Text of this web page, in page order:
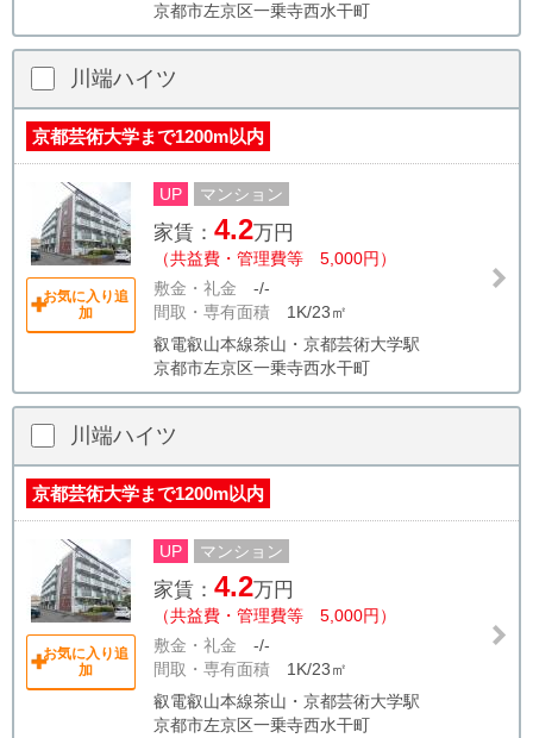
京都市左京区一乗寺西水干町
川端ハイツ
京都芸術大学まで1200m以内
お気に入り追
加
UP マンション
家賃： 4.2万円
（共益費・管理費等 5,000円）
敷金・礼金 -/-
間取・専有面積 1K/23㎡
叡電叡山本線茶山・京都芸術大学駅
京都市左京区一乗寺西水干町
川端ハイツ
京都芸術大学まで1200m以内
お気に入り追
加
UP マンション
家賃： 4.2万円
（共益費・管理費等 5,000円）
敷金・礼金 -/-
間取・専有面積 1K/23㎡
叡電叡山本線茶山・京都芸術大学駅
京都市左京区一乗寺西水干町